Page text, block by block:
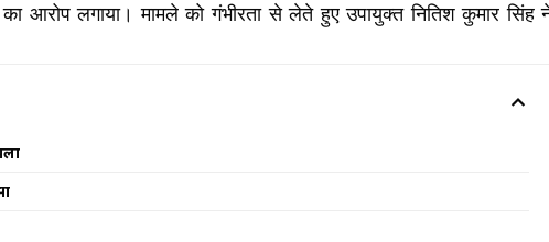
आरोप लगाया। मामले को गंभीरता से लेते हुए उपायुक्त नितिश कुमार सिंह